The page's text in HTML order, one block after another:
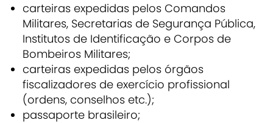
carteiras expedidas pelos Comandos
Militares, Secretarias de Segurança Pública,
Institutos de Identificação e Corpos de
Bombeiros Militares;
carteiras expedidas pelos órgãos
fiscalizadores de exercício profissional
(ordens, conselhos etc.);
passaporte brasileiro;